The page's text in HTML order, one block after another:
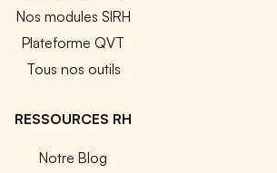
Nos modules SIRH
Plateforme QVT
Tous nos outils
RESSOURCES RH
Notre Blog